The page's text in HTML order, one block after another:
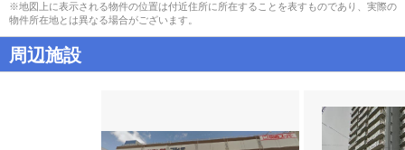
※地図上に表示される物件の位置は付近住所に所在することを表すものであり、実際の
物件所在地とは異なる場合がございます。
周辺施設